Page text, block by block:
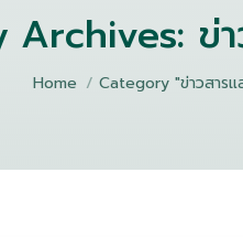
Archives: ข่
You are here:
Home Category "ข่าวสารแ